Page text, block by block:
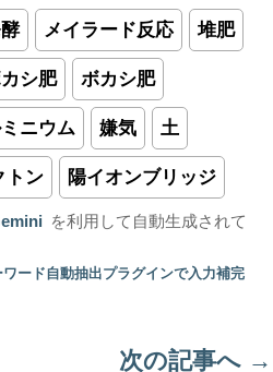
メイラード反応 堆肥
シ肥 ボカシ肥
ニウム 嫌気 土
トン 陽イオンブリッジ
を利用して自動生成されて
ード自動抽出プラグインで入力補完
次の記事へ →